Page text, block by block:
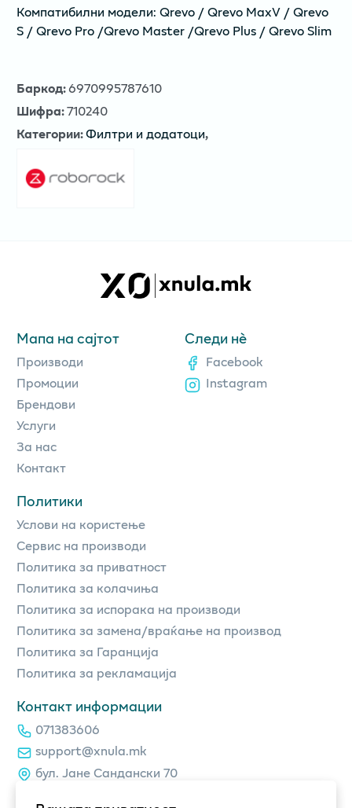
Компатибилни модели: Qrevo / Qrevo MaxV / Qrevo
S / Qrevo Pro /Qrevo Master /Qrevo Plus / Qrevo Slim
Баркод:6970995787610
Шифра:710240
Категории:Филтри и додатоци,
Мапа на сајтот
Производи
Промоции
Брендови
Услуги
За нас
Контакт
Политики
Услови на користење
Сервис на производи
Политика за приватност
Политика за колачиња
Политика за испорака на производи
Политика за замена/враќање на производ
Политика за Гаранција
Политика за рекламација
Контакт информации
071383606
support@xnula.mk
бул. Јане Сандански 70
Следи нè
Facebook
Instagram